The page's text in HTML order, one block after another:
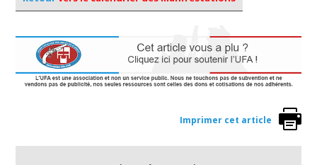
Imprimer cet article